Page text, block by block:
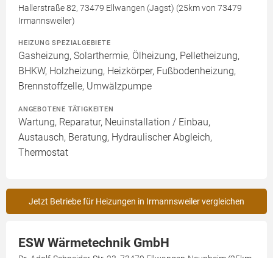
Hallerstraße 82, 73479 Ellwangen (Jagst) (25km von 73479
Irmannsweiler)
HEIZUNG SPEZIALGEBIETE
Gasheizung, Solarthermie, Ölheizung, Pelletheizung,
BHKW, Holzheizung, Heizkörper, Fußbodenheizung,
Brennstoffzelle, Umwälzpumpe
ANGEBOTENE TÄTIGKEITEN
Wartung, Reparatur, Neuinstallation / Einbau,
Austausch, Beratung, Hydraulischer Abgleich,
Thermostat
Jetzt Betriebe für Heizungen in Irmannsweiler vergleichen
ESW Wärmetechnik GmbH